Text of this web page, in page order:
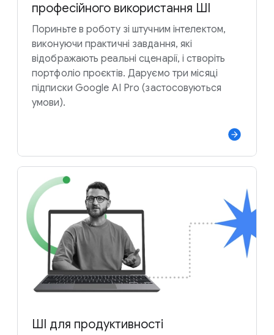
професійного використання ШІ
Пориньте в роботу зі штучним інтелектом,
виконуючи практичні завдання, які
відображають реальні сценарії, і створіть
портфоліо проєктів. Даруємо три місяці
підписки Google AI Pro (застосовуються
умови).
ШІ для продуктивності